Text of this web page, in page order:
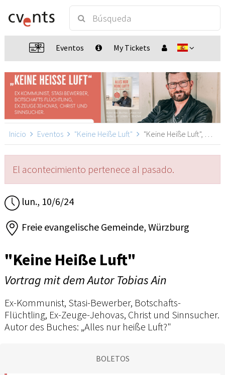
Eventos My Tickets
Inicio Eventos "Keine Heiße Luft" "Keine Heiße Luft", Würzburg
El acontecimiento pertenece al pasado.
lun., 10/6/24
Freie evangelische Gemeinde, Würzburg
"Keine Heiße Luft"
Vortrag mit dem Autor Tobias Ain
Ex-Kommunist, Stasi-Bewerber, Botschafts-
Flüchtling, Ex-Zeuge-Jehovas, Christ und Sinnsucher.
Autor des Buches: „Alles nur heiße Luft?"
BOLETOS